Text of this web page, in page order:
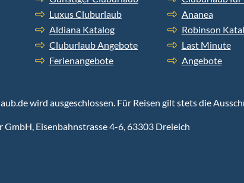
Luxus Cluburlaub
Ananea
Aldiana Katalog
Robinson
Cluburlaub Angebote
Last Minute
Ferienangebote
Angebote
wird ausgeschlossen. Für Reisen gilt stets die
GmbH, Eisenbahnstrasse 4-6, 63303 Dreieich